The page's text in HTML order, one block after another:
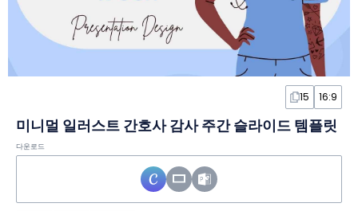
15 16:9
미니멀 일러스트 간호사 감사 주간 슬라이드 템플릿
다운로드